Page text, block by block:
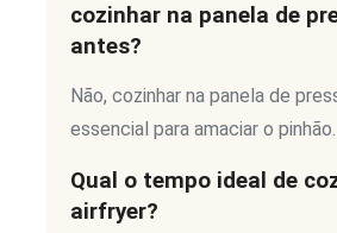
cozinhar na panela de
antes?
Não, cozinhar na panela de
essencial para amaciar o pinhão.
Qual o tempo ideal de
airfryer?